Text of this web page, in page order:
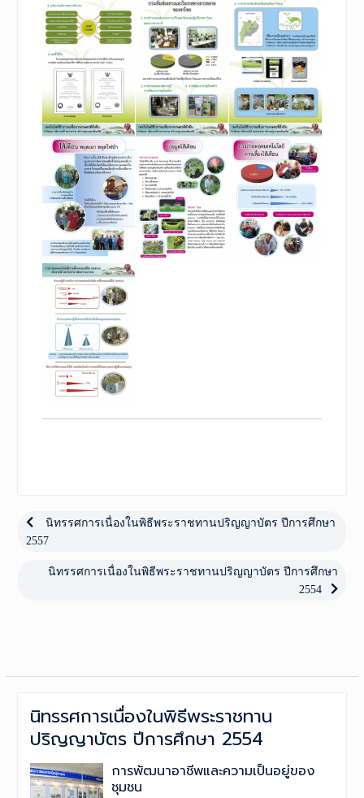
นำทาง
เรื่อง
Previous
post:
นิทรรศการเนื่องในพิธีพระราชทานปริญญาบัตร ปีการศึกษา
2557
Next
นิทรรศการเนื่องในพิธีพระราชทานปริญญาบัตร ปีการศึกษา
2554
นิทรรศการเนื่องในพิธีพระราชทาน
ปริญญาบัตร ปีการศึกษา 2554
การพัฒนาอาชีพและความเป็นอยู่ของ
ชุมชน